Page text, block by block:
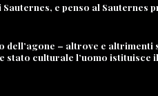
e penso al
– altrove e
culturale l’uomo